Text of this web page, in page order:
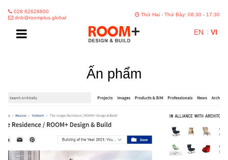
028 62628800
dnb@roomplus.global
Thứ Hai - Thứ Bảy: 08:30 - 17:30
EN VI
Ấn phẩm